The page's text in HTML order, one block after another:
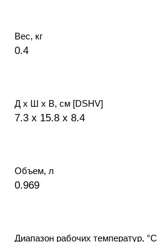
Вес, кг
0.4
Д х Ш х В, см [DSHV]
7.3 x 15.8 x 8.4
Объем, л
0.969
Диапазон рабочих температур, °С